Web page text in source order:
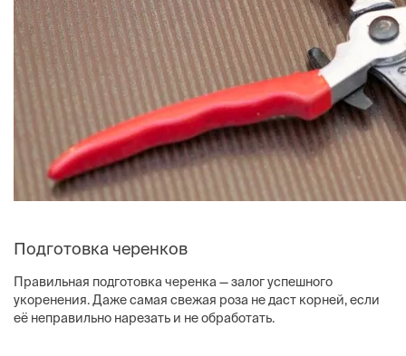
Подготовка черенков
Правильная подготовка черенка — залог успешного
укоренения. Даже самая свежая роза не даст корней, если
её неправильно нарезать и не обработать.